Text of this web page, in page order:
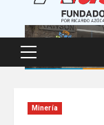
Primary
Menu
Minería